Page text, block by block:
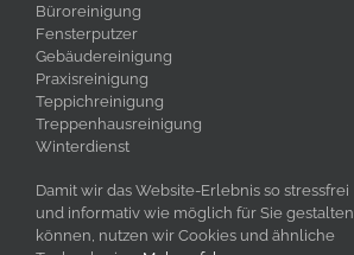
Büroreinigung
Fensterputzer
Gebäudereinigung
Praxisreinigung
Teppichreinigung
Treppenhausreinigung
Winterdienst
Damit wir das Website-Erlebnis so stressfrei
und informativ wie möglich für Sie gestalten
können, nutzen wir Cookies und ähnliche